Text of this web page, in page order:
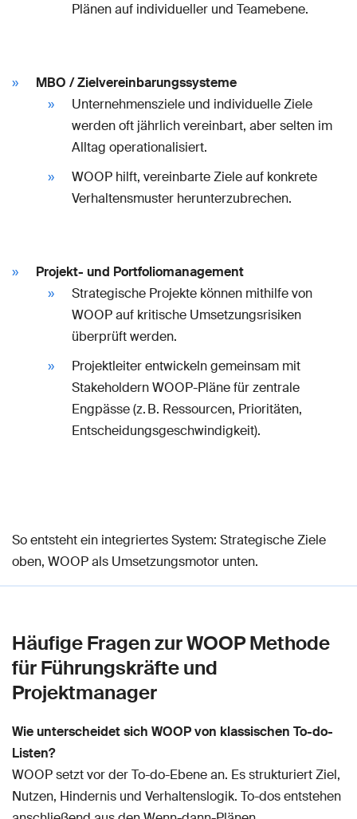
Plänen auf individueller und Teamebene.
MBO / Zielvereinbarungssysteme
Unternehmensziele und individuelle Ziele
werden oft jährlich vereinbart, aber selten im
Alltag operationalisiert.
WOOP hilft, vereinbarte Ziele auf konkrete
Verhaltensmuster herunterzubrechen.
Projekt- und Portfoliomanagement
Strategische Projekte können mithilfe von
WOOP auf kritische Umsetzungsrisiken
überprüft werden.
Projektleiter entwickeln gemeinsam mit
Stakeholdern WOOP-Pläne für zentrale
Engpässe (z. B. Ressourcen, Prioritäten,
Entscheidungsgeschwindigkeit).
So entsteht ein integriertes System: Strategische Ziele
oben, WOOP als Umsetzungsmotor unten.
Häufige Fragen zur WOOP Methode
für Führungskräfte und
Projektmanager
Wie unterscheidet sich WOOP von klassischen To-do-
Listen?
WOOP setzt vor der To-do-Ebene an. Es strukturiert Ziel,
Nutzen, Hindernis und Verhaltenslogik. To-dos entstehen